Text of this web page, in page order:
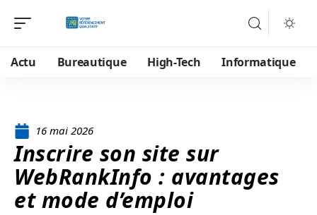
Actu Bureautique High-Tech Informatique
16 mai 2026
Inscrire son site sur
WebRankInfo : avantages
et mode d’emploi